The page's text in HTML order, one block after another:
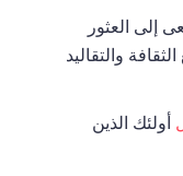
إلى العثور
والتقاليد
أولئك الذين